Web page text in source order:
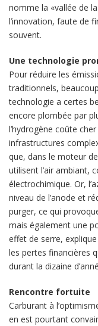
nomme la «vallée de
l’innovation, faute de
souvent.
Une technologie
Pour réduire les
traditionnels,
technologie a certes
encore plombée par
l’hydrogène coûte
infrastructures
que, dans le moteur
utilisent l’air ambiant,
électrochimique. Or,
niveau de l’anode et
purger, ce qui
mais également une
effet de serre,
les pertes financières
durant la dizaine
Rencontre fortuite
Carburant à
en est pourtant